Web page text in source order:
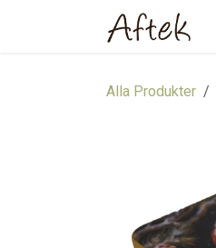
Alla Produkter